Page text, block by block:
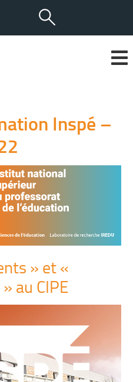
Inspé –
» et «
au CIPE